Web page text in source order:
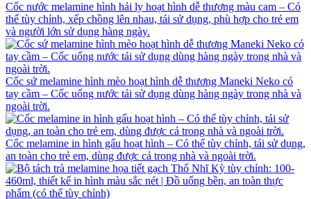
Cốc nước melamine hình hải ly hoạt hình dễ thương màu cam – Có
thể tùy chỉnh, xếp chồng lên nhau, tái sử dụng, phù hợp cho trẻ em
và người lớn sử dụng hàng ngày.
Cốc sứ melamine hình mèo hoạt hình dễ thương Maneki Neko có
tay cầm – Cốc uống nước tái sử dụng dùng hàng ngày trong nhà và
ngoài trời.
Cốc melamine in hình gấu hoạt hình – Có thể tùy chỉnh, tái sử dụng,
an toàn cho trẻ em, dùng được cả trong nhà và ngoài trời.